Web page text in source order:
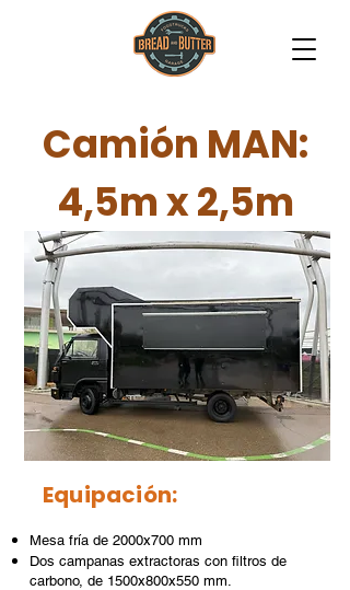
Camión MAN:
4,5m x 2,5m
Equipación:
Mesa fría de 2000x700 mm
Dos campanas extractoras con filtros de
carbono, de 1500x800x550 mm.